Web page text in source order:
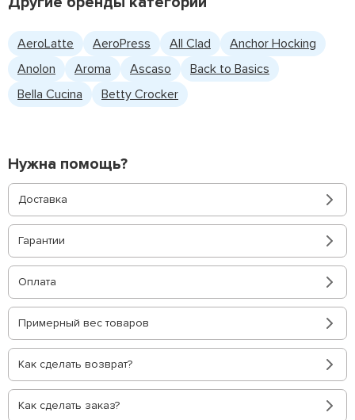
AeroLatte AeroPress All Clad
Anchor Hocking
Anolon
Aroma Ascaso
Back to Basics
Bella Cucina
Betty Crocker
Нужна помощь?
Доставка
Гарантии
Оплата
Примерный вес товаров
Как сделать возврат?
Как сделать заказ?